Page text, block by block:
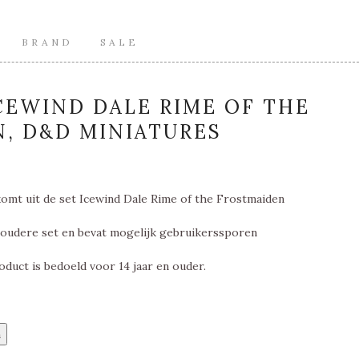
BRAND SALE
DALE RIME OF THE
D&D MINIATURES
uit de set Icewind Dale Rime of the Frostmaiden
set en bevat mogelijk gebruikerssporen
is bedoeld voor 14 jaar en ouder.